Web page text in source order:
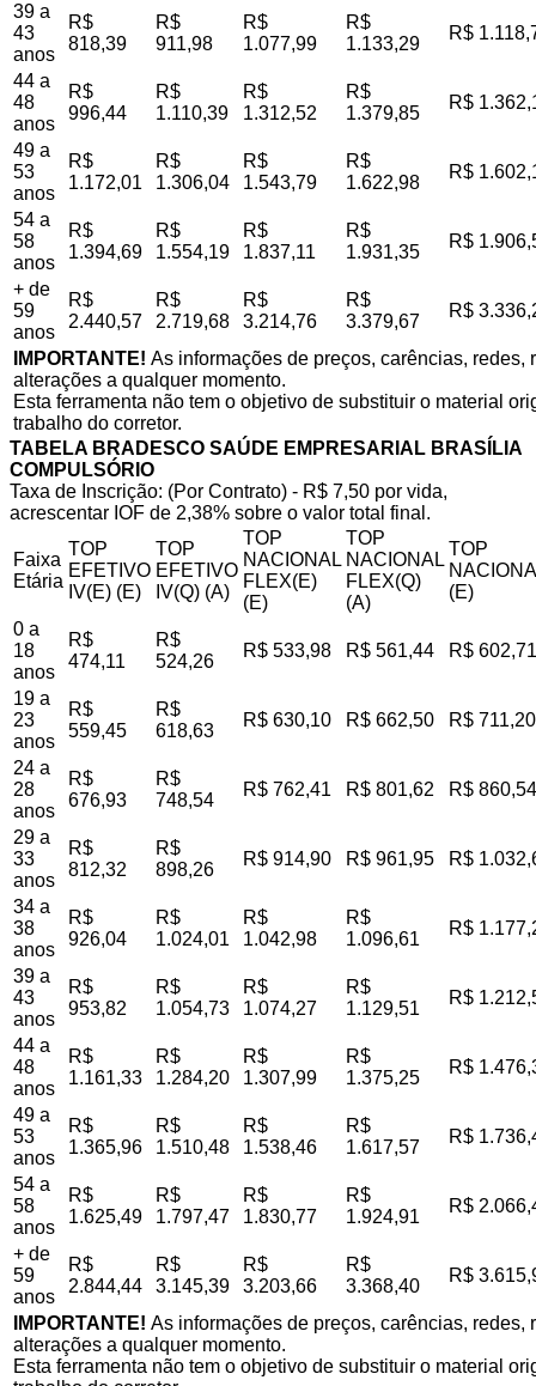
39 a
43
anos
R$
818,39
R$
911,98
R$
1.077,99
R$
1.133,29
R$
44 a
48
anos
R$
996,44
R$
1.110,39
R$
1.312,52
R$
1.379,85
R$
49 a
53
anos
R$
1.172,01
R$
1.306,04
R$
1.543,79
R$
1.622,98
R$
54 a
58
anos
R$
1.394,69
R$
1.554,19
R$
1.837,11
R$
1.931,35
R$
+ de
59
anos
R$
2.440,57
R$
2.719,68
R$
3.214,76
R$
3.379,67
R$
IMPORTANTE! As informações de preços, carências,
alterações a qualquer momento.
Esta ferramenta não tem o objetivo de substituir o material
trabalho do corretor.
TABELA BRADESCO SAÚDE EMPRESARIAL BRASÍLIA
COMPULSÓRIO
Taxa de Inscrição: (Por Contrato) - R$ 7,50 por vida,
acrescentar IOF de 2,38% sobre o valor total final.
Faixa
Etária
TOP
EFETIVO
IV(E) (E)
TOP
EFETIVO
IV(Q) (A)
TOP
NACIONAL
FLEX(E)
(E)
TOP
NACIONAL
FLEX(Q)
(A)
TOP
(E)
0 a
18
anos
R$
474,11
R$
524,26
R$ 533,98 R$ 561,44 R$ 602,71
19 a
23
anos
R$
559,45
R$
618,63
R$ 630,10 R$ 662,50 R$ 711,20
24 a
28
anos
R$
676,93
R$
748,54
R$ 762,41 R$ 801,62 R$ 860,54
29 a
33
anos
R$
812,32
R$
898,26
R$ 914,90 R$ 961,95 R$
34 a
38
anos
R$
926,04
R$
1.024,01
R$
1.042,98
R$
1.096,61
R$
39 a
43
anos
R$
953,82
R$
1.054,73
R$
1.074,27
R$
1.129,51
R$
44 a
48
anos
R$
1.161,33
R$
1.284,20
R$
1.307,99
R$
1.375,25
R$
49 a
53
anos
R$
1.365,96
R$
1.510,48
R$
1.538,46
R$
1.617,57
R$
54 a
58
anos
R$
1.625,49
R$
1.797,47
R$
1.830,77
R$
1.924,91
R$
+ de
59
anos
R$
2.844,44
R$
3.145,39
R$
3.203,66
R$
3.368,40
R$
IMPORTANTE! As informações de preços, carências,
alterações a qualquer momento.
Esta ferramenta não tem o objetivo de substituir o material